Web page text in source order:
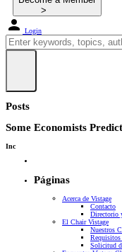
Login
Posts
Some Economists
Inc
Páginas
Acerca de Vistage
Contacto
Directorio
El Chair Vistage
Nuestros
Requisitos
Solicitud